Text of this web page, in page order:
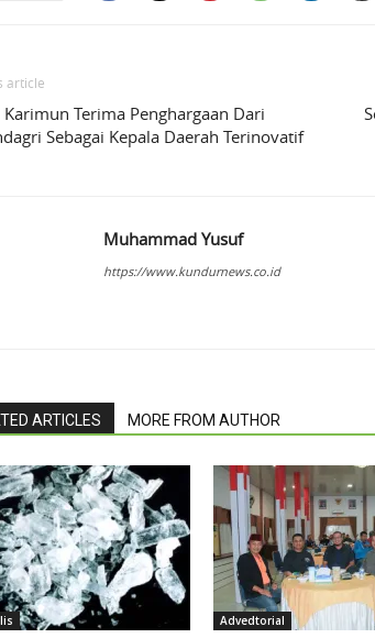
article
Terima Penghargaan Dari
Sebagai Kepala Daerah Terinovatif
Muhammad Yusuf
https://www.kundurnews.co.id
ARTICLES MORE FROM AUTHOR
Advedtorial